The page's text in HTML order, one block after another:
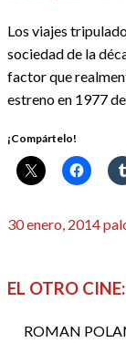
Los viajes
sociedad de la
factor que
estreno en 1977
¡Compártelo!
Publicado
30 enero, 2014
EL OTRO
ROMAN